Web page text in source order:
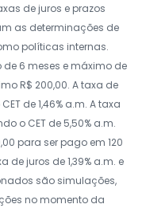
de juros e prazos
as determinações de
políticas internas.
6 meses e máximo de
R$ 200,00. A taxa de
de 1,46% a.m. A taxa
o CET de 5,50% a.m.
para ser pago em 120
de juros de 1,39% a.m. e
são simulações,
no momento da